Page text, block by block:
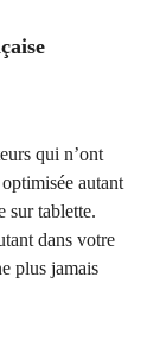
qui n’ont
autant
sur tablette.
dans votre
plus jamais